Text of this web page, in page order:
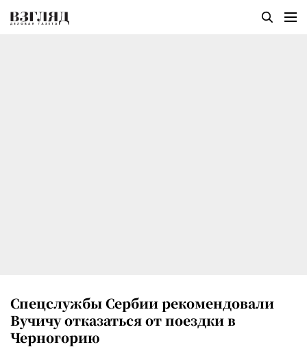
Спецслужбы Сербии рекомендовали
Вучичу отказаться от поездки в
Черногорию